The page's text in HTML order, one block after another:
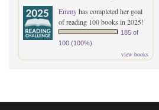
Emmyhas completed her goal
of reading 100 books in 2025!
185 of
100 (100%)
view books